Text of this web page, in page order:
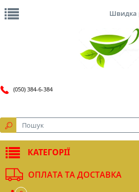
Швидка
(050) 384-6-384
КАТЕГОРІЇ
ОПЛАТА ТА ДОСТАВКА